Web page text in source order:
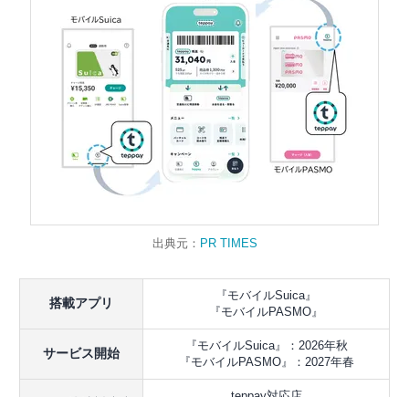
出典元： PR TIMES
搭載アプリ
『モバイルSuica』
『モバイルPASMO』
サービス開始
『モバイルSuica』：2026年秋
『モバイルPASMO』：2027年春